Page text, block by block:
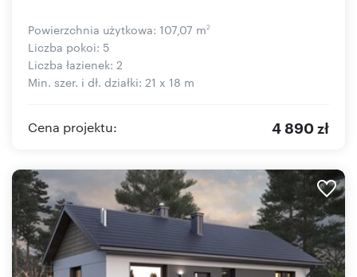
Powierzchnia użytkowa: 107,07 m2
Liczba pokoi: 5
Liczba łazienek: 2
Min. szer. i dł. działki: 21 x 18 m
Cena projektu: 4 890 zł